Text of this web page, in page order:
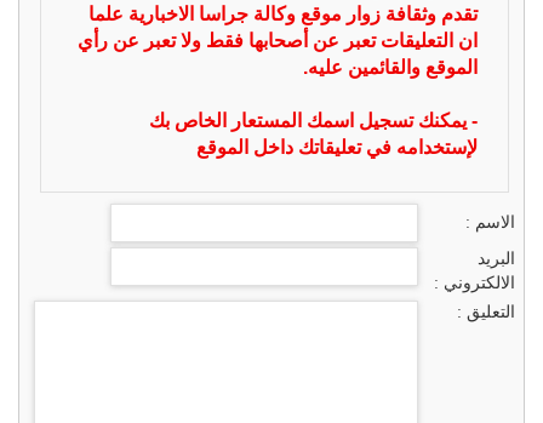
تقدم وثقافة زوار موقع وكالة جراسا الاخبارية علما
ان التعليقات تعبر عن أصحابها فقط ولا تعبر عن رأي
الموقع والقائمين عليه.
- يمكنك تسجيل اسمك المستعار الخاص بك
لإستخدامه في تعليقاتك داخل الموقع
الاسم :
البريد
الالكتروني :
التعليق :